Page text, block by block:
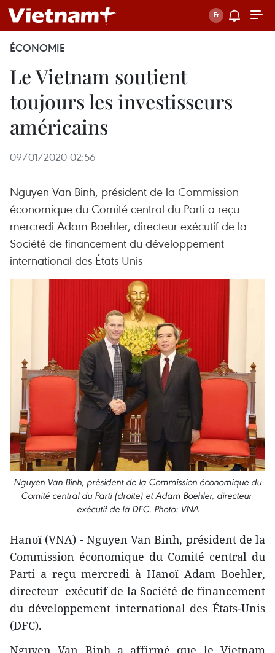
ÉCONOMIE
Le Vietnam soutient
toujours les investisseurs
américains
09/01/2020 02:56
Nguyen Van Binh, président de la Commission
économique du Comité central du Parti a reçu
mercredi Adam Boehler, directeur exécutif de la
Société de financement du développement
international des États-Unis
Nguyen Van Binh, président de la Commission économique du
Comité central du Parti (droite) et Adam Boehler, directeur
exécutif de la DFC. Photo: VNA
Hanoï (VNA) - Nguyen Van Binh, président de la
Commission économique du Comité central du
Parti a reçu mercredi à Hanoï Adam Boehler,
directeur exécutif de la Société de financement
du développement international des États-Unis
(DFC).
Nguyen Van Binh a affirmé que le Vietnam